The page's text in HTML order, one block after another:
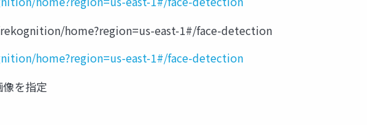
home?region=us-east-1#/face-detection
home?region=us-east-1#/face-detection
像を指定